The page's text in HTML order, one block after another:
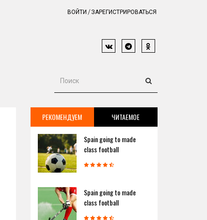
ВОЙТИ ЗАРЕГИСТРИРОВАТЬСЯ
РЕКОМЕНДУЕМ ЧИТАЕМОЕ
Spain going to made
class football
Spain going to made
class football